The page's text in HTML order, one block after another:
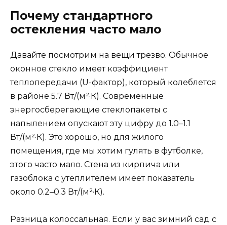
Почему стандартного
остекления часто мало
Давайте посмотрим на вещи трезво. Обычное
оконное стекло имеет коэффициент
теплопередачи (U-фактор), который колеблется
в районе 5.7 Вт/(м²·К). Современные
энергосберегающие стеклопакеты с
напылением опускают эту цифру до 1.0–1.1
Вт/(м²·К). Это хорошо, но для жилого
помещения, где мы хотим гулять в футболке,
этого часто мало. Стена из кирпича или
газоблока с утеплителем имеет показатель
около 0.2–0.3 Вт/(м²·К).
Разница колоссальная. Если у вас зимний сад с